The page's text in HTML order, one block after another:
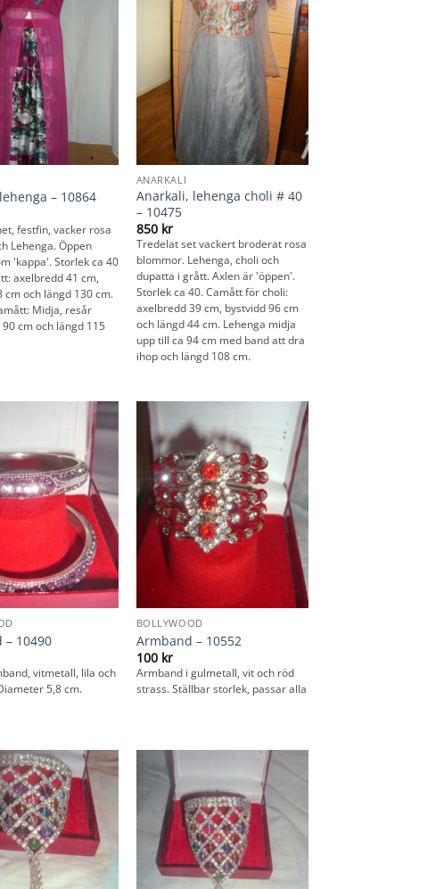
– 10864
festfin, vacker rosa
Lehenga. Öppen
'kappa'. Storlek ca 40
axelbredd 41 cm,
cm och längd 130 cm.
Midja, resår
90 cm och längd 115
ANARKALI
Anarkali, lehenga choli # 40
– 10475
850 kr
Tredelat set vackert broderat rosa
blommor. Lehenga, choli och
dupatta i grått. Axlen är 'öppen'.
Storlek ca 40. Camått för choli:
axelbredd 39 cm, bystvidd 96 cm
och längd 44 cm. Lehenga midja
upp till ca 94 cm med band att dra
ihop och längd 108 cm.
– 10490
vitmetall, lila och
5,8 cm.
BOLLYWOOD
Armband – 10552
100 kr
Armband i gulmetall, vit och röd
strass. Ställbar storlek, passar alla